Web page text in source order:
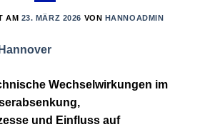
AM 23. MÄRZ 2026 VON HANNOADMIN
Wechselwirkungen im
und Einfluss auf